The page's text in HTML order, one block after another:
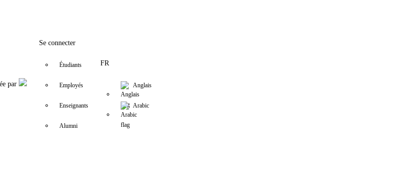
par
Se connecter
Étudiants
Employés
Enseignants
Alumni
FR
Anglais
Arabic